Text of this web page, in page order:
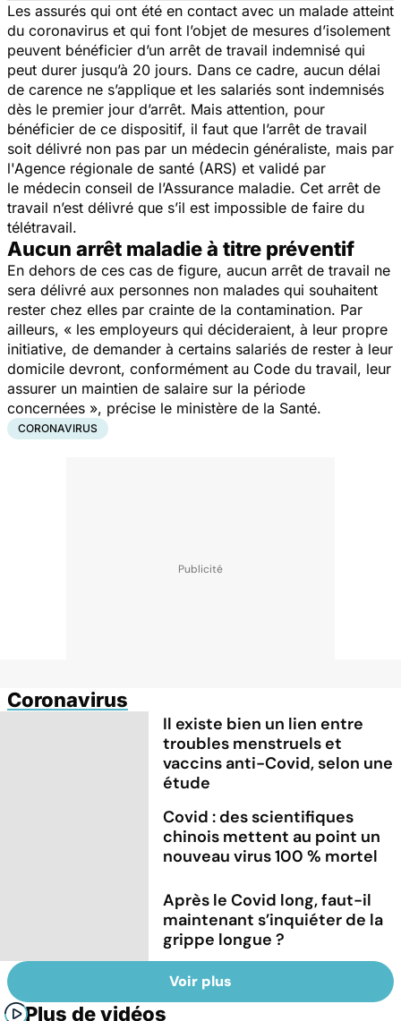
Les assurés qui ont été en contact avec un malade atteint
du coronavirus et qui font l’objet de mesures d’isolement
peuvent bénéficier d’un arrêt de travail indemnisé qui
peut durer jusqu’à 20 jours. Dans ce cadre, aucun délai
de carence ne s’applique et les salariés sont indemnisés
dès le premier jour d’arrêt. Mais attention, pour
bénéficier de ce dispositif, il faut que l’arrêt de travail
soit délivré non pas par un médecin généraliste, mais par
l'Agence régionale de santé (ARS) et validé par
le médecin conseil de l’Assurance maladie. Cet arrêt de
travail n’est délivré que s’il est impossible de faire du
télétravail.
Aucun arrêt maladie à titre préventif
En dehors de ces cas de figure, aucun arrêt de travail ne
sera délivré aux personnes non malades qui souhaitent
rester chez elles par crainte de la contamination. Par
ailleurs, « les employeurs qui décideraient, à leur propre
initiative, de demander à certains salariés de rester à leur
domicile devront, conformément au Code du travail, leur
assurer un maintien de salaire sur la période
concernées », précise le ministère de la Santé.
CORONAVIRUS
Coronavirus
Il existe bien un lien entre
troubles menstruels et
vaccins anti-Covid, selon une
étude
Covid : des scientifiques
chinois mettent au point un
nouveau virus 100 % mortel
Après le Covid long, faut-il
maintenant s’inquiéter de la
grippe longue ?
Voir plus
Plus de vidéos